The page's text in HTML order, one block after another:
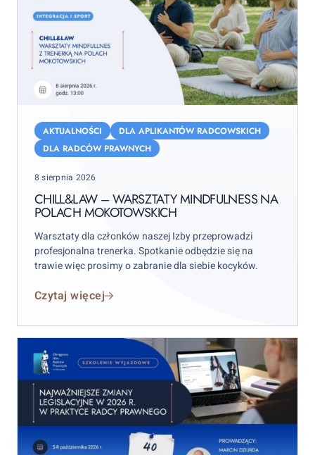
warsztaty
Polach
Mokotowskich
AKTUALNOŚCI
DLA APLIKANTÓW RADCOWSKICH
DLA RADCÓW PRAWNYCH
Posted
8 sierpnia 2026
CHILL&LAW – WARSZTATY MINDFULNESS NA
POLACH MOKOTOWSKICH
Warsztaty dla członków naszej Izby przeprowadzi
profesjonalna trenerka. Spotkanie odbędzie się na
trawie więc prosimy o zabranie dla siebie kocyków.
Czytaj więcej